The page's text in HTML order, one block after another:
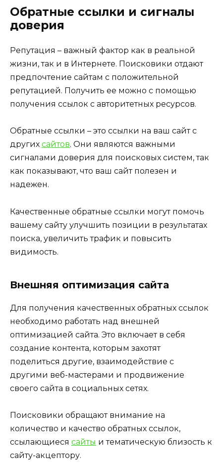
Обратные ссылки и сигналы
доверия
Репутация – важный фактор как в реальной
жизни, так и в Интернете. Поисковики отдают
предпочтение сайтам с положительной
репутацией. Получить ее можно с помощью
получения ссылок с авторитетных ресурсов.
Обратные ссылки – это ссылки на ваш сайт с
других сайтов. Они являются важными
сигналами доверия для поисковых систем, так
как показывают, что ваш сайт полезен и
надежен.
Качественные обратные ссылки могут помочь
вашему сайту улучшить позиции в результатах
поиска, увеличить трафик и повысить
видимость.
Внешняя оптимизация сайта
Для получения качественных обратных ссылок
необходимо работать над внешней
оптимизацией сайта. Это включает в себя
создание контента, которым захотят
поделиться другие, взаимодействие с
другими веб-мастерами и продвижение
своего сайта в социальных сетях.
Поисковики обращают внимание на
количество и качество обратных ссылок,
ссылающиеся сайты и тематическую близость к
сайту-акцептору.